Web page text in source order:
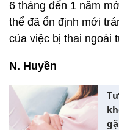
6 tháng đến 1 năm
thể đã ổn định mới
của việc bị thai ngoài
N. Huyền